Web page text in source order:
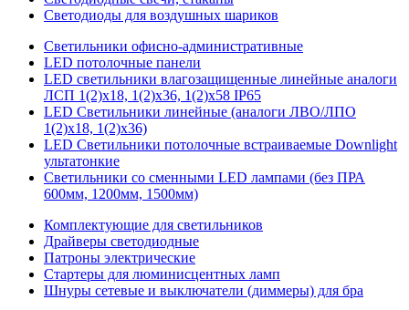
Светодиоды для воздушных шариков
Светильники офисно-административные
LED потолочные панели
LED светильники влагозащищенные линейные аналоги
ЛСП 1(2)х18, 1(2)х36, 1(2)х58 IP65
LED Светильники линейные (аналоги ЛВО/ЛПО
1(2)х18, 1(2)х36)
LED Светильники потолочные встраиваемые Downlight
ультатонкие
Светильники со сменными LED лампами (без ПРА
600мм, 1200мм, 1500мм)
Комплектующие для светильников
Драйверы светодиодные
Патроны электрические
Стартеры для люминисцентных ламп
Шнуры сетевые и выключатели (диммеры) для бра